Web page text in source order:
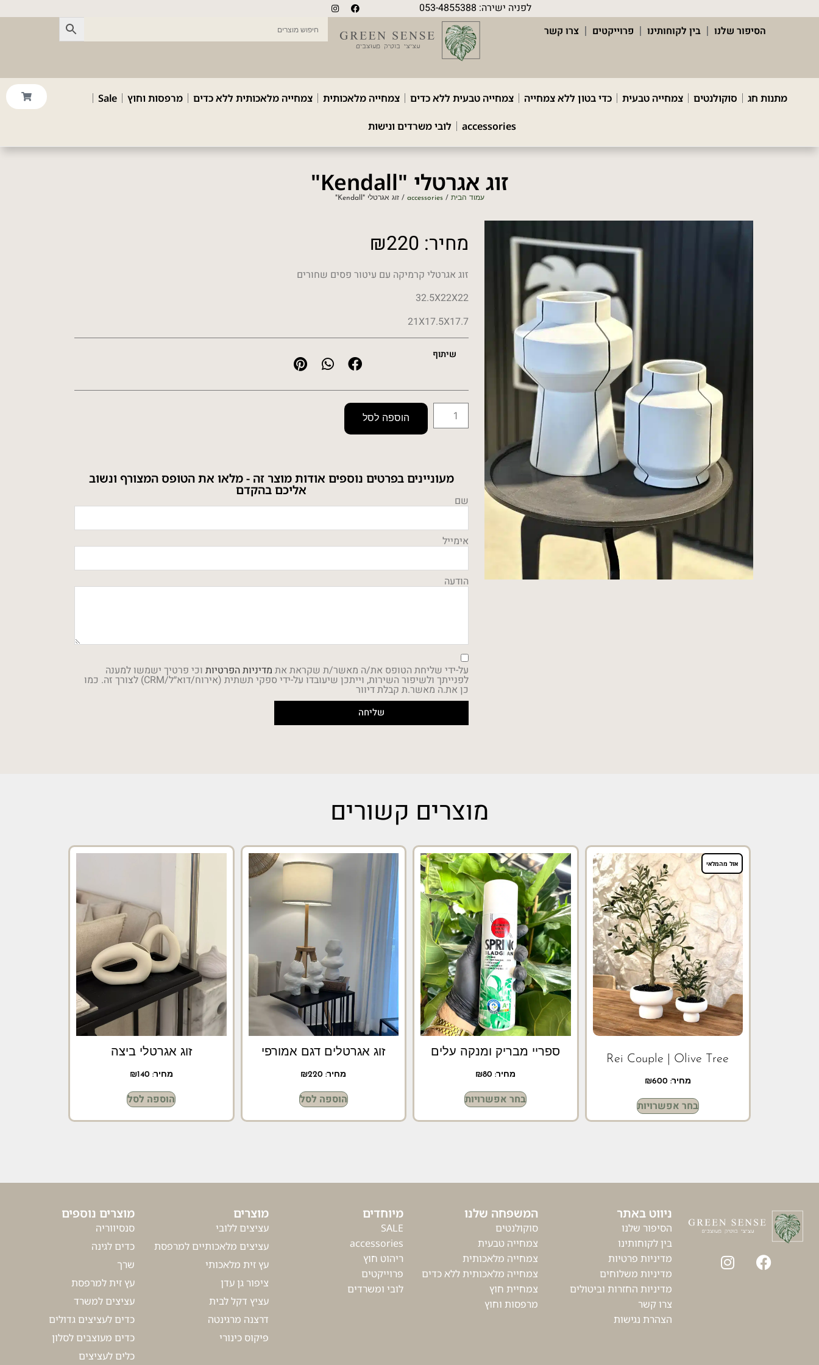
לפניה ישירה: 053-4855388
הסיפור שלנו
בין לקוחותינו פרוייקטים צרו קשר
מתנות חג סוקולנטים צמחייה טבעית כדי בטון ללא צמחייה צמחייה טבעית ללא כדים צמחייה מלאכותית צמחייה מלאכותית ללא כדים מרפסות וחוץ Sale
accessories לובי משרדים ונישות
זוג אגרטלי "Kendall"
עמוד הבית /
accessories / זוג אגרטלי "Kendall"
מחיר: ₪220
זוג אגרטלי קרמיקה עם עיטור פסים שחורים
32.5X22X22
21X17.5X17.7
שיתוף
הוספה לסל
מעוניינים בפרטים נוספים אודות מוצר זה - מלאו את הטופס המצורף ונשוב
אליכם בהקדם
שם
אימייל
הודעה
על-ידי שליחת הטופס את/ה מאשר/ת שקראת את מדיניות הפרטיות וכי פרטיך ישמשו למענה
לפנייתך ולשיפור השירות, וייתכן שיעובדו על-ידי ספקי תשתית (אירוח/דוא״ל/CRM) לצורך זה. כמו
כן את.ה מאשר.ת קבלת דיוור
שליחה
מוצרים קשורים
אזל מהמלאי
Rei Couple | Olive Tree
מחיר: ₪600
בחר אפשרויות
ספריי מבריק ומנקה עלים
מחיר: ₪80
בחר אפשרויות
זוג אגרטלים דגם אמורפי
מחיר: ₪220
הוספה לסל
זוג אגרטלי ביצה
מחיר: ₪140
הוספה לסל
ניווט באתר
הסיפור שלנו
בין לקוחותינו
מדיניות פרטיות
מדיניות משלוחים
מדיניות החזרות וביטולים
צרו קשר
הצהרת נגישות
המשפחה שלנו
סוקולנטים
צמחייה טבעית
צמחייה מלאכותית
צמחייה מלאכותית ללא כדים
צמחיית חוץ
מרפסות וחוץ
מיוחדים
SALE
accessories
ריהוט חוץ
פרוייקטים
לובי ומשרדים
מוצרים
עציצים ללובי
עציצים מלאכותיים למרפסת
עץ זית מלאכותי
ציפור גן עדן
עציץ דקל לבית
דרצנה מרגינטה
פיקוס כינורי
מוצרים נוספים
סנסיווריה
כדים לגינה
שרך
עץ זית למרפסת
עציצים למשרד
כדים לעציצים גדולים
כדים מעוצבים לסלון
כלים לעציצים